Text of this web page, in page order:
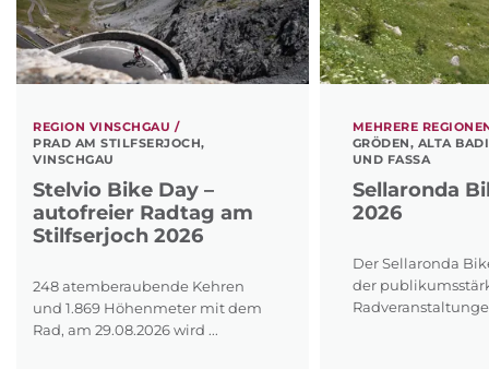
REGION VINSCHGAU /
PRAD AM STILFSERJOCH,
VINSCHGAU
Stelvio Bike Day –
autofreier Radtag am
Stilfserjoch 2026
248 atemberaubende Kehren
und 1.869 Höhenmeter mit dem
Rad, am 29.08.2026 wird ...
MEHRERE
GRÖDEN, ALTA
UND FASSA
Sellaronda
2026
Der Sellaronda
der